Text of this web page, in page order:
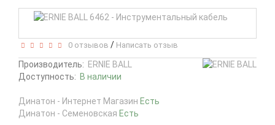
0 отзывов / Написать отзыв
Производитель: ERNIE BALL
Доступность: В наличии
Динатон - Интернет Магазин Есть
Динатон - Семеновская Есть